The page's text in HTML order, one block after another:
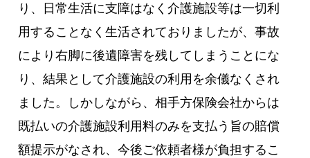
り、日常生活に支障はなく介護施設等は一切利
用することなく生活されておりましたが、事故
により右脚に後遺障害を残してしまうことにな
り、結果として介護施設の利用を余儀なくされ
ました。しかしながら、相手方保険会社からは
既払いの介護施設利用料のみを支払う旨の賠償
額提示がなされ、今後ご依頼者様が負担するこ